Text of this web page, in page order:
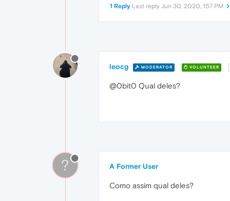
1 Reply Last reply Jun 30, 2020, 1:57 PM
leocg MODERATOR VOLUNTEER
@0bit0 Qual deles?
? A Former User
Como assim qual deles?